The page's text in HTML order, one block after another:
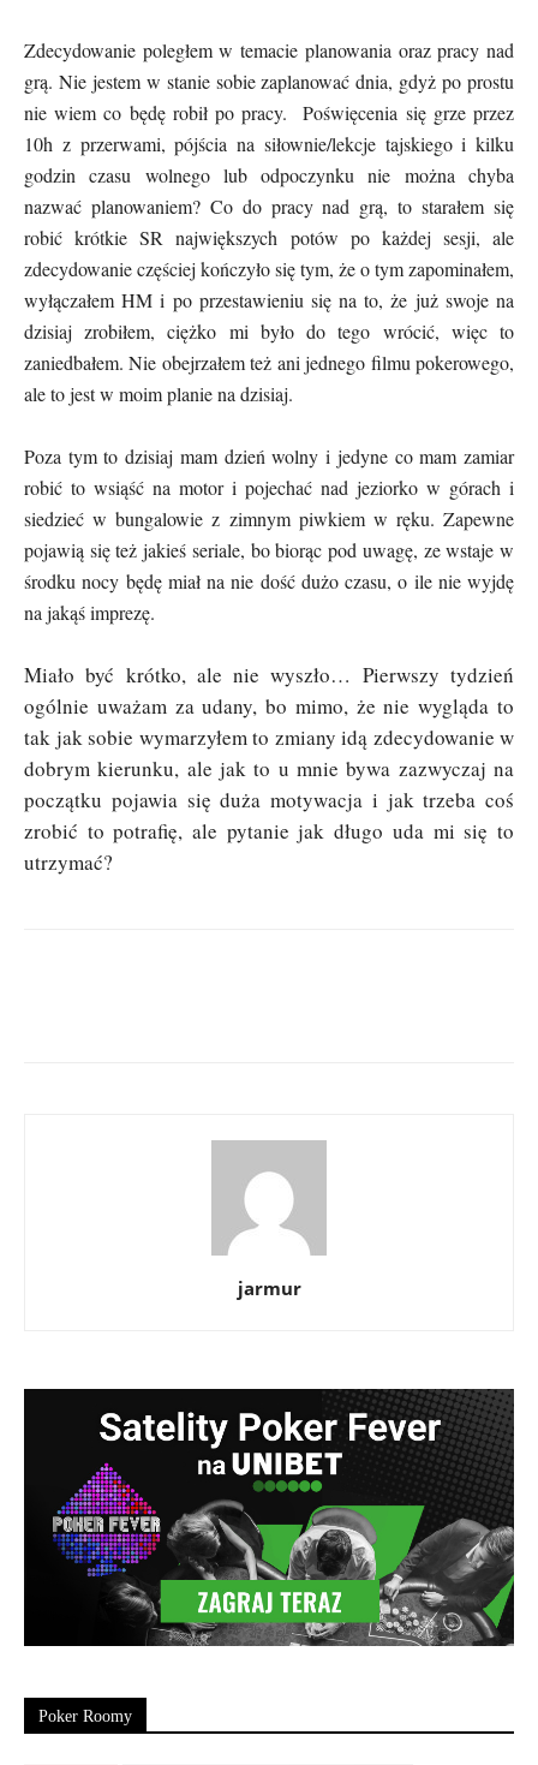
Zdecydowanie poległem w temacie planowania oraz pracy nad
grą. Nie jestem w stanie sobie zaplanować dnia, gdyż po prostu
nie wiem co będę robił po pracy. Poświęcenia się grze przez
10h z przerwami, pójścia na siłownie/lekcje tajskiego i kilku
godzin czasu wolnego lub odpoczynku nie można chyba
nazwać planowaniem? Co do pracy nad grą, to starałem się
robić krótkie SR największych potów po każdej sesji, ale
zdecydowanie częściej kończyło się tym, że o tym zapominałem,
wyłączałem HM i po przestawieniu się na to, że już swoje na
dzisiaj zrobiłem, ciężko mi było do tego wrócić, więc to
zaniedbałem. Nie obejrzałem też ani jednego filmu pokerowego,
ale to jest w moim planie na dzisiaj.
Poza tym to dzisiaj mam dzień wolny i jedyne co mam zamiar
robić to wsiąść na motor i pojechać nad jeziorko w górach i
siedzieć w bungalowie z zimnym piwkiem w ręku. Zapewne
pojawią się też jakieś seriale, bo biorąc pod uwagę, ze wstaje w
środku nocy będę miał na nie dość dużo czasu, o ile nie wyjdę
na jakąś imprezę.
Miało być krótko, ale nie wyszło… Pierwszy tydzień
ogólnie uważam za udany, bo mimo, że nie wygląda to
tak jak sobie wymarzyłem to zmiany idą zdecydowanie w
dobrym kierunku, ale jak to u mnie bywa zazwyczaj na
początku pojawia się duża motywacja i jak trzeba coś
zrobić to potrafię, ale pytanie jak długo uda mi się to
utrzymać?
jarmur
Poker Roomy